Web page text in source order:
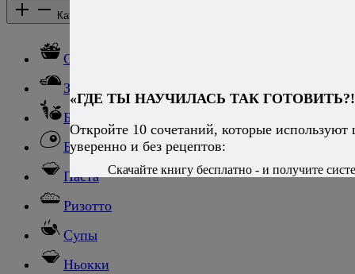
Каталог рецептов
Салаты
Закуски
Блюда из овощей
Блюда из яиц
Паста
Ризотто
Супы
Ньокки
«ГДЕ ТЫ НАУЧИЛАСЬ ТАК
Откройте 10 сочетаний, которые
уверенно и без рецептов:
Скачайте книгу бесплатно - и получите